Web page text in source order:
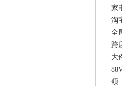
家
淘
全
跨
大
领